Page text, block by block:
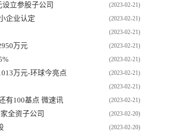
(2023-02-21)
立参股子公司
(2023-02-21)
企业认定
(2023-02-21)
(2023-02-21)
万元
(2023-02-21)
(2023-02-21)
万元-环球今亮点
(2023-02-21)
(2023-02-21)
有100基点 微速讯
(2023-02-20)
全资子公司
(2023-02-20)